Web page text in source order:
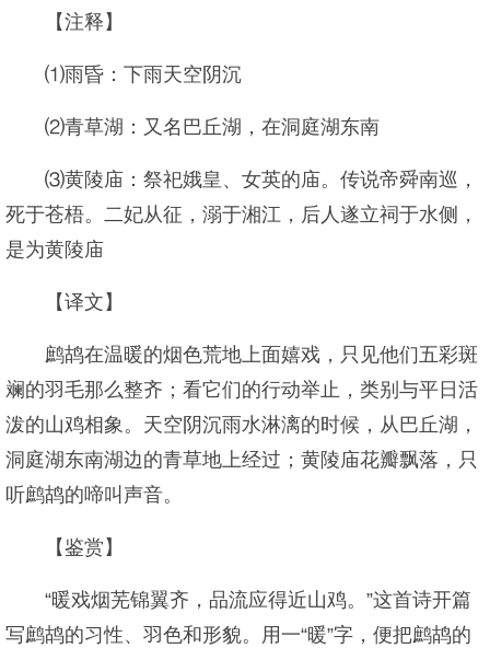
【注释】
⑴雨昏：下雨天空阴沉
⑵青草湖：又名巴丘湖，在洞庭湖东南
⑶黄陵庙：祭祀娥皇、女英的庙。传说帝舜南巡，
死于苍梧。二妃从征，溺于湘江，后人遂立祠于水侧，
是为黄陵庙
【译文】
鹧鸪在温暖的烟色荒地上面嬉戏，只见他们五彩斑
斓的羽毛那么整齐；看它们的行动举止，类别与平日活
泼的山鸡相象。天空阴沉雨水淋漓的时候，从巴丘湖，
洞庭湖东南湖边的青草地上经过；黄陵庙花瓣飘落，只
听鹧鸪的啼叫声音。
【鉴赏】
“暖戏烟芜锦翼齐，品流应得近山鸡。”这首诗开篇
写鹧鸪的习性、羽色和形貌。用一“暖”字，便把鹧鸪的